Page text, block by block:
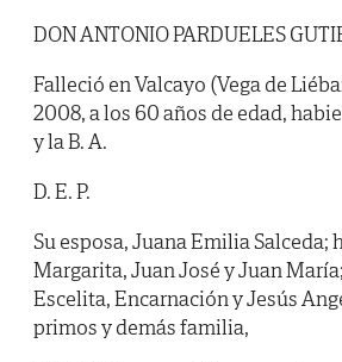
DON ANTONIO PARDUELES
Falleció en Valcayo (Vega de
2008, a los 60 años de edad,
y la B. A.
D. E. P.
Su esposa, Juana Emilia Salceda;
Margarita, Juan José y Juan
Escelita, Encarnación y Jesús
primos y demás familia,